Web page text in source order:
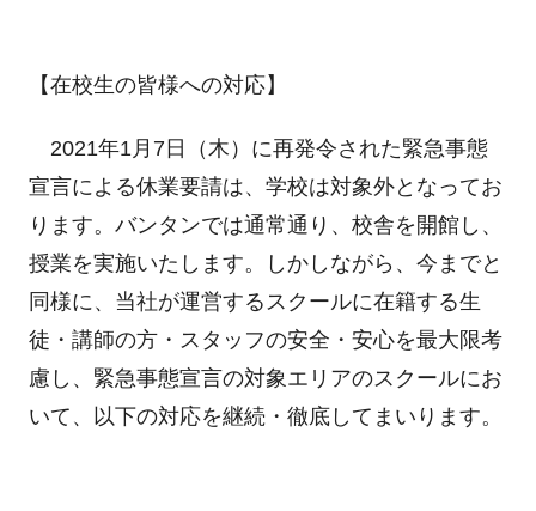
【在校生の皆様への対応】
2021年1月7日（木）に再発令された緊急事態
宣言による休業要請は、学校は対象外となってお
ります。バンタンでは通常通り、校舎を開館し、
授業を実施いたします。しかしながら、今までと
同様に、当社が運営するスクールに在籍する生
徒・講師の方・スタッフの安全・安心を最大限考
慮し、緊急事態宣言の対象エリアのスクールにお
いて、以下の対応を継続・徹底してまいります。